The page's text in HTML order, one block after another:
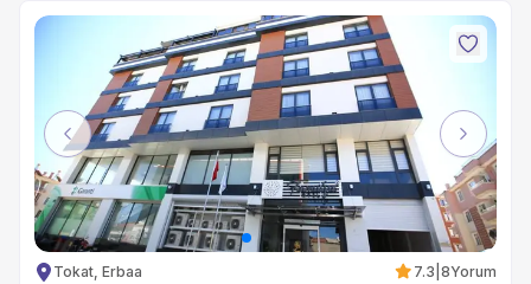
Previous Next
Tokat, Erbaa 7.3 8Yorum